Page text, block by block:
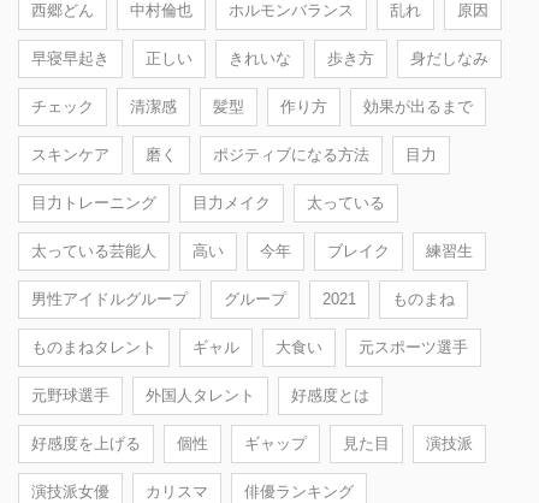
西郷どん 中村倫也 ホルモンバランス 乱れ 原因
早寝早起き 正しい きれいな 歩き方 身だしなみ
チェック 清潔感 髪型 作り方 効果が出るまで
スキンケア 磨く ポジティブになる方法 目力
目力トレーニング 目力メイク 太っている
太っている芸能人 高い 今年 ブレイク 練習生
男性アイドルグループ グループ 2021 ものまね
ものまねタレント ギャル 大食い 元スポーツ選手
元野球選手 外国人タレント 好感度とは
好感度を上げる 個性 ギャップ 見た目 演技派
演技派女優 カリスマ 俳優ランキング